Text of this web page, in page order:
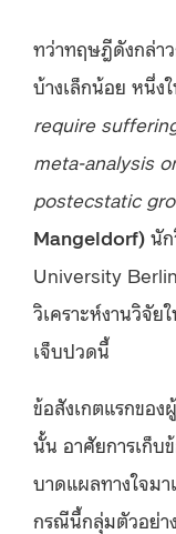
ทว่าทฤษฎีดังกล่า
บ้างเล็กน้อย หนึ่ง
require
meta-analysis
postecstatic
Mangeldorf) นั
University
วิเคราะห์งานวิจัย
เจ็บปวดนี้
ข้อสังเกตแรกขอ
นั้น อาศัยการเก็
บาดแผลทางใจม
กรณีนี้กลุ่มตัวอย่า